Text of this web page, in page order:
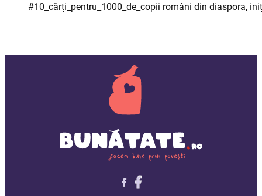
#10_cărți_pentru_1000_de_copii români din diaspora,
Follow me on X
Follow me on LinkedIn
Follow me on X